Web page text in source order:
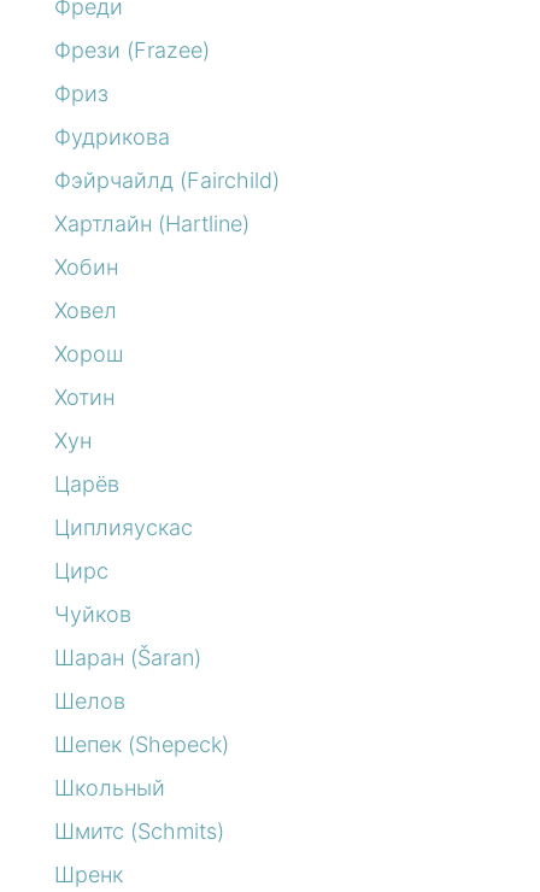
Фреди
Фрези (Frazee)
Фриз
Фудрикова
Фэйрчайлд (Fairchild)
Хартлайн (Hartline)
Хобин
Ховел
Хорош
Хотин
Хун
Царёв
Циплияускас
Цирс
Чуйков
Шаран (Šaran)
Шелов
Шепек (Shepeck)
Школьный
Шмитс (Schmits)
Шренк